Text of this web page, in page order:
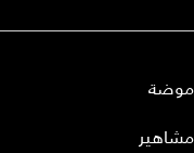
موضة
مشاهير